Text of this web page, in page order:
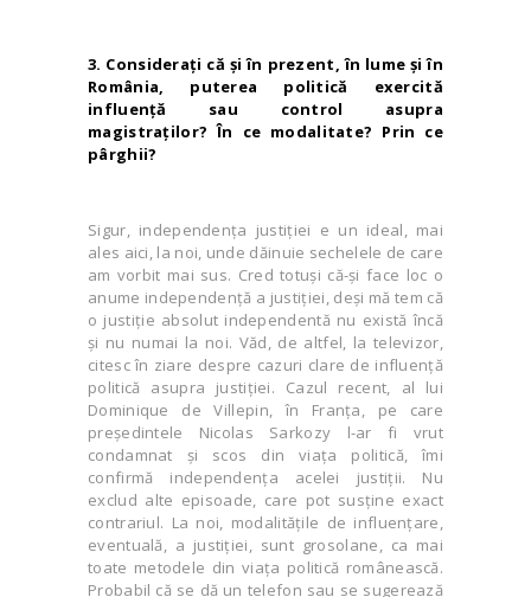
3. Consideraţi că şi în prezent, în lume şi în
România, puterea politică exercită
influenţă sau control asupra
magistraţilor? În ce modalitate? Prin ce
pârghii?
Sigur, independenţa justiţiei e un ideal, mai
ales aici, la noi, unde dăinuie sechelele de care
am vorbit mai sus. Cred totuşi că-şi face loc o
anume independenţă a justiţiei, deşi mă tem că
o justiţie absolut independentă nu există încă
şi nu numai la noi. Văd, de altfel, la televizor,
citesc în ziare despre cazuri clare de influenţă
politică asupra justiţiei. Cazul recent, al lui
Dominique de Villepin, în Franţa, pe care
preşedintele Nicolas Sarkozy l-ar fi vrut
condamnat şi scos din viaţa politică, îmi
confirmă independenţa acelei justiţii. Nu
exclud alte episoade, care pot susţine exact
contrariul. La noi, modalităţile de influenţare,
eventuală, a justiţiei, sunt grosolane, ca mai
toate metodele din viaţa politică românească.
Probabil că se dă un telefon sau se sugerează